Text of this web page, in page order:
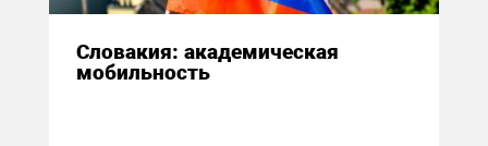
Словакия: академическая
мобильность